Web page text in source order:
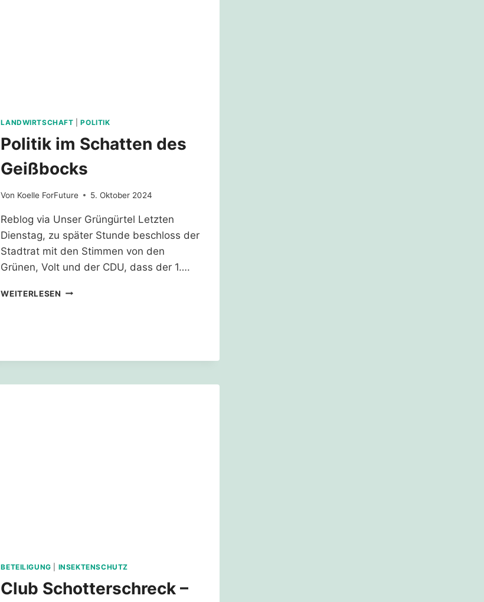
LANDWIRTSCHAFT |POLITIK
Politik im Schatten des
Geißbocks
Von Koelle ForFuture 5. Oktober 2024
Reblog via Unser Grüngürtel Letzten
Dienstag, zu später Stunde beschloss der
Stadtrat mit den Stimmen von den
Grünen, Volt und der CDU, dass der 1….
WEITERLESEN POLITIK
BETEILIGUNG INSEKTENSCHUTZ
Club Schotterschreck –